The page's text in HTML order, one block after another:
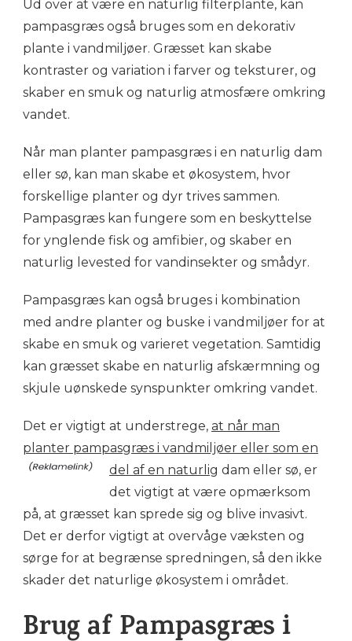
Ud over at være en naturlig filterplante, kan
pampasgræs også bruges som en dekorativ
plante i vandmiljøer. Græsset kan skabe
kontraster og variation i farver og teksturer, og
skaber en smuk og naturlig atmosfære omkring
vandet.
Når man planter pampasgræs i en naturlig dam
eller sø, kan man skabe et økosystem, hvor
forskellige planter og dyr trives sammen.
Pampasgræs kan fungere som en beskyttelse
for ynglende fisk og amfibier, og skaber en
naturlig levested for vandinsekter og smådyr.
Pampasgræs kan også bruges i kombination
med andre planter og buske i vandmiljøer for at
skabe en smuk og varieret vegetation. Samtidig
kan græsset skabe en naturlig afskærmning og
skjule uønskede synspunkter omkring vandet.
Det er vigtigt at understrege, at når man
planter pampasgræs i vandmiljøer eller som en
del af en naturlig dam eller sø, er
det vigtigt at være opmærksom
på, at græsset kan sprede sig og blive invasivt.
Det er derfor vigtigt at overvåge væksten og
sørge for at begrænse spredningen, så den ikke
skader det naturlige økosystem i området.
Brug af Pampasgræs i